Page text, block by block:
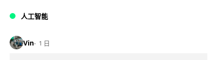
人工智能
Vin 1 日